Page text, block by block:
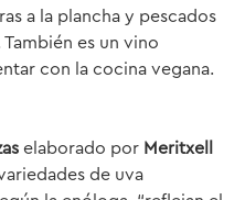
a la plancha y pescados
es un vino
con la cocina vegana.
elaborado por Meritxell
de uva